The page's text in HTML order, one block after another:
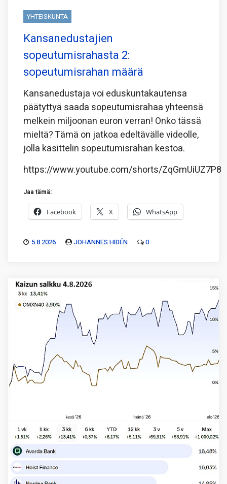
YHTEISKUNTA
Kansanedustajien
sopeutumisrahasta 2:
sopeutumisrahan määrä
Kansanedustaja voi eduskuntakautensa
päätyttyä saada sopeutumisrahaa yhteensä
melkein miljoonan euron verran! Onko tässä
mieltä? Tämä on jatkoa edeltävälle videolle,
jolla käsittelin sopeutumisrahan kestoa.
https://www.youtube.com/shorts/ZqGmUiUZ7P8
Jaa tämä:
Facebook X WhatsApp
5.8.2026 JOHANNES HIDÉN 0